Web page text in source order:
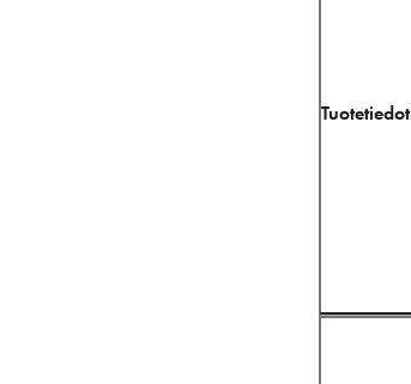
Tuotetiedot